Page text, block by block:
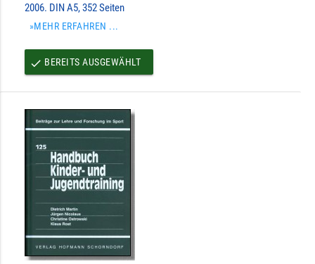
2006. DIN A5, 352 Seiten
»MEHR ERFAHREN ...
done BEREITS AUSGEWÄHLT